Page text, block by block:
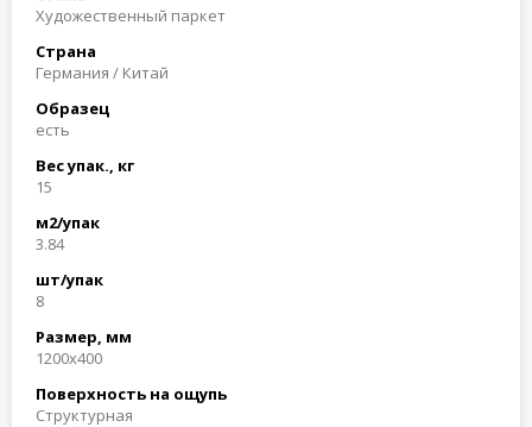
Художественный паркет
Страна
Германия / Китай
Образец
есть
Вес упак., кг
15
м2/упак
3.84
шт/упак
8
Размер, мм
1200x400
Поверхность на ощупь
Структурная